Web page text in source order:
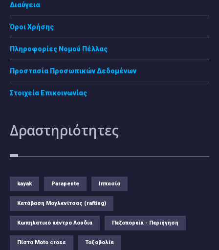
Διαύγεια
Όροι Χρήσης
Πληροφορίες Νομού Πέλλας
Προστασία Προσωπικών Δεδομένων
Στοιχεία Επικοινωνίας
Δραστηριότητες
kayak Parapente Ιππασία
Κατάβαση Μογλενίτσας (rafting)
Κωπηλατικό κέντρο Λουδία Πεζοπορεία - Περιήγηση
Πίστα Moto cross Τοξοβολία